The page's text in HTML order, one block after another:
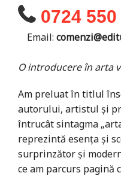
0724 550
Email:
O introducere în arta
Am preluat în titlul
autorului, artistul şi
întrucât sintagma
reprezintă esenţa şi
surprinzător şi
ce am parcurs pagină